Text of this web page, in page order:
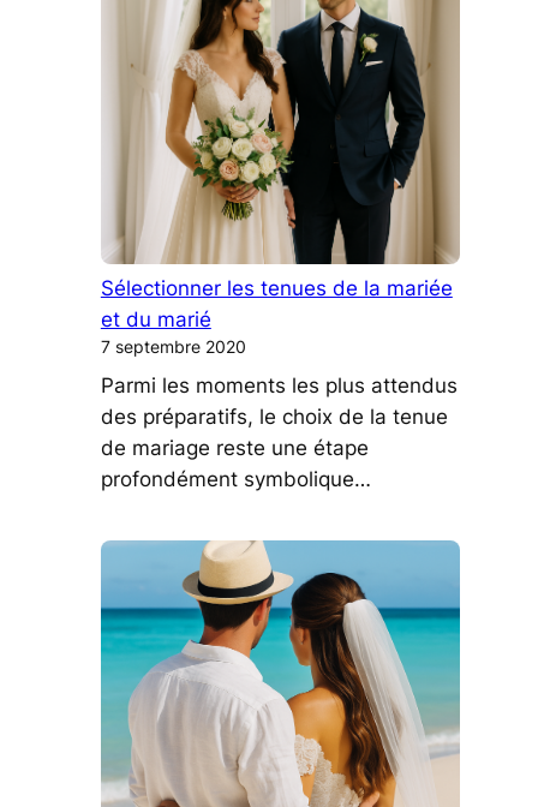
Sélectionner les tenues de la mariée
et du marié
7 septembre 2020
Parmi les moments les plus attendus
des préparatifs, le choix de la tenue
de mariage reste une étape
profondément symbolique…